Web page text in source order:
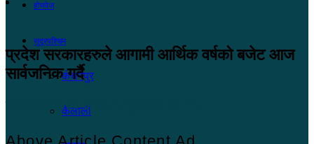
होमपेज
सुदूरपश्चिम
कंचनपुर
कैलाली
प्रदेश सरकारहरुले आगामी आर्थिक वर्षको बजेट आज
सार्वजनिक गर्दै
२०८० असार १, शुक्रबार ०८:११